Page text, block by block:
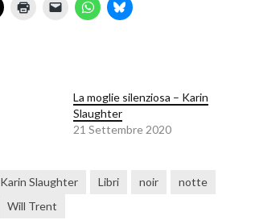
La moglie silenziosa – Karin
Slaughter
21 Settembre 2020
Karin Slaughter Libri noir
notte
Will Trent